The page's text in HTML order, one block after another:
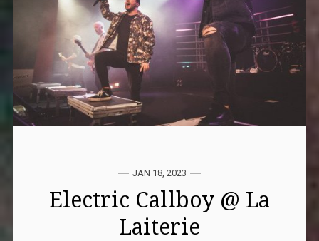
JAN 18, 2023
Electric Callboy @ La
Laiterie